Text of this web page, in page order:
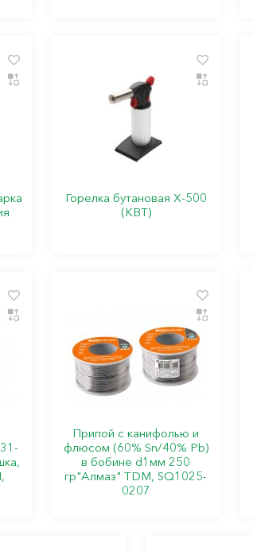
Горелка бутановая X-500
(КВТ)
Припой с канифолью и
флюсом (60% Sn/40% Pb)
в бобине d1мм 250
гр"Алмаз" TDM, SQ1025-
0207